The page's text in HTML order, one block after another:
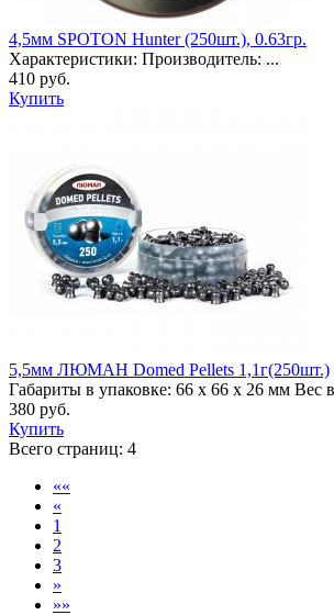
4,5мм SPOTON Hunter (250шт.), 0.63гр.
Характеристики: Производитель: ...
410 руб.
Купить
5,5мм ЛЮМАН Domed Pellets 1,1г(250шт.)
Габариты в упаковке: 66 x 66 x 26 мм Вес
380 руб.
Купить
Всего страниц: 4
««
«
1
2
3
»
»»